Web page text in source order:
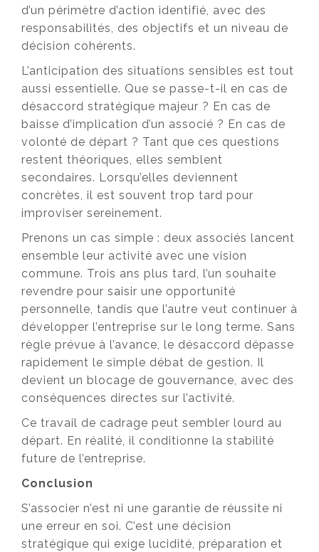
d’un périmètre d’action identifié, avec des
responsabilités, des objectifs et un niveau de
décision cohérents.
L’anticipation des situations sensibles est tout
aussi essentielle. Que se passe-t-il en cas de
désaccord stratégique majeur ? En cas de
baisse d’implication d’un associé ? En cas de
volonté de départ ? Tant que ces questions
restent théoriques, elles semblent
secondaires. Lorsqu’elles deviennent
concrètes, il est souvent trop tard pour
improviser sereinement.
Prenons un cas simple : deux associés lancent
ensemble leur activité avec une vision
commune. Trois ans plus tard, l’un souhaite
revendre pour saisir une opportunité
personnelle, tandis que l’autre veut continuer à
développer l’entreprise sur le long terme. Sans
règle prévue à l’avance, le désaccord dépasse
rapidement le simple débat de gestion. Il
devient un blocage de gouvernance, avec des
conséquences directes sur l’activité.
Ce travail de cadrage peut sembler lourd au
départ. En réalité, il conditionne la stabilité
future de l’entreprise.
Conclusion
S’associer n’est ni une garantie de réussite ni
une erreur en soi. C’est une décision
stratégique qui exige lucidité, préparation et